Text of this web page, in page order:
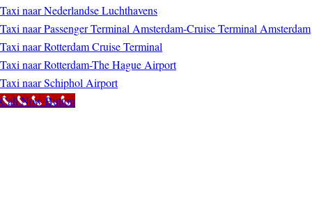
Taxi naar Nederlandse Luchthavens
Taxi naar Passenger Terminal Amsterdam-Cruise Terminal Amsterdam
Taxi naar Rotterdam Cruise Terminal
Taxi naar Rotterdam-The Hague Airport
Taxi naar Schiphol Airport
Call Now Button